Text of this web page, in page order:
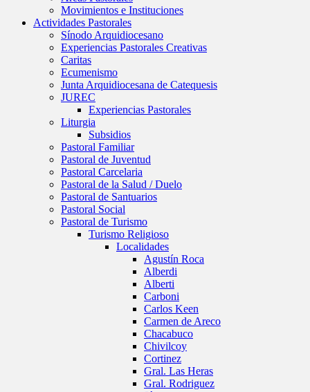
Movimientos e Instituciones
Actividades Pastorales
Sínodo Arquidiocesano
Experiencias Pastorales Creativas
Caritas
Ecumenismo
Junta Arquidiocesana de Catequesis
JUREC
Experiencias Pastorales
Liturgia
Subsidios
Pastoral Familiar
Pastoral de Juventud
Pastoral Carcelaria
Pastoral de la Salud / Duelo
Pastoral de Santuarios
Pastoral Social
Pastoral de Turismo
Turismo Religioso
Localidades
Agustín Roca
Alberdi
Alberti
Carboni
Carlos Keen
Carmen de Areco
Chacabuco
Chivilcoy
Cortinez
Gral. Las Heras
Gral. Rodriguez